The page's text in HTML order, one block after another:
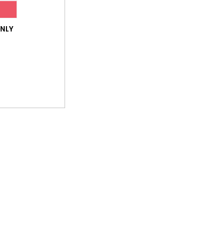
auf4 verifizierten Bewertungen
unserer Kunden empfehlen dieses Produkt